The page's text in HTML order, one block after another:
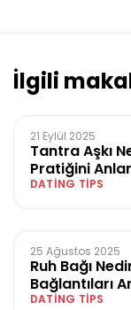
İlgili
21 Eylül 2025
Tantra Aşkı
Pratiğini
DATING TIPS
25 Ağustos 2025
Ruh Bağı
Bağlantıları
DATING TIPS